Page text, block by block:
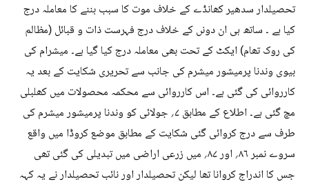
تحصیلدار سدھیر کھانڈے کے خلاف موت کا سبب بننے کا معاملہ درج
کیا ہے ۔ ساتھ ہی ان دونں کے خلاف درج فہرست ذات و قبائل (مظالم
کی روک تھام) ایکٹ کے تحت بھی معاملہ درج کیا گیا ہے۔ میشرام کی
بیوی وندنا پرمیشور میشرم کی جانب سے تحریری شکایت کے بعد یہ
کارروائی کی گئی ہے۔ اس کارروائی سے محکمہ محصولات میں کھلبلی
مچ گئی ہے۔ اطلاع کے مطابق ۷؍ جولائی کو وندنا پرمیشور میشرم کی
طرف سے درج کروائی گئی شکایت کے مطابق موضع کروڈا میں واقع
سروے نمبر ۸۶؍ اور ۸۷؍ میں زرعی اراضی میں تبدیلی کی گئی تھی
جس کا اندراج کروانا تھا لیکن تحصیلدار اور نائب تحصیلدار نے یہ کہہ